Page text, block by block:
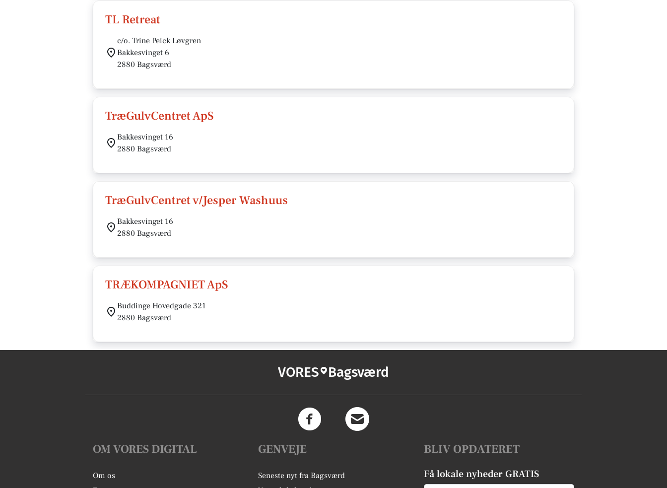
TL Retreat
c/o. Trine Peick Løvgren
Bakkesvinget 6
2880 Bagsværd
TræGulvCentret ApS
Bakkesvinget 16
2880 Bagsværd
TræGulvCentret v/Jesper Washuus
Bakkesvinget 16
2880 Bagsværd
TRÆKOMPAGNIET ApS
Buddinge Hovedgade 321
2880 Bagsværd
VORES Bagsværd
OM VORES DIGITAL
Om os
GENVEJE
Seneste nyt fra Bagsværd
BLIV OPDATERET
Få lokale nyheder GRATIS